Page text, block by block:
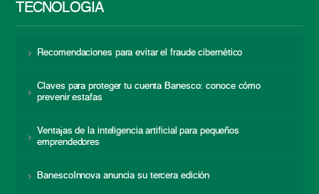
TECNOLOGÍA
Recomendaciones para evitar el fraude cibernético
Claves para proteger tu cuenta Banesco: conoce cómo
prevenir estafas
Ventajas de la inteligencia artificial para pequeños
emprendedores
BanescoInnova anuncia su tercera edición